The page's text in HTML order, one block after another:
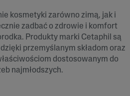
kosmetyki zarówno zimą, jak i
zadbać o zdrowie i komfort
Produkty marki Cetaphil są
przemyślanym składom oraz
dostosowanym do
najmłodszych.